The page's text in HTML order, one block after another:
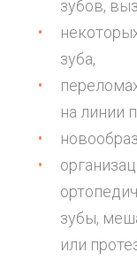
зубов,
зуба,
на линии
зубы,
или